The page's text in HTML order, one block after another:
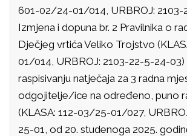
601-02/24-01/014, URBROJ: 2103-
Izmjena i dopuna br. 2 Pravilnika o
Dječjeg vrtića Veliko Trojstvo
01/014, URBROJ: 2103-22-5-24-03)
raspisivanju natječaja za 3 radna
odgojitelje/ice na određeno, puno
(KLASA: 112-03/25-01/027,
25-01 , od 20. studenoga 2025.